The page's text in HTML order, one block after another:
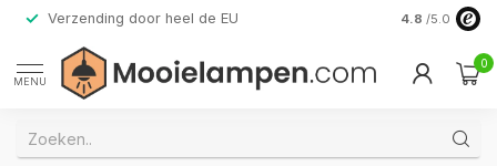
Verzending door heel de EU Alleen
4.8 /5.0
MENU
0